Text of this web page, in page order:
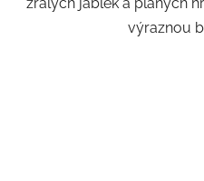
výraznou